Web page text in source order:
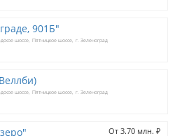
901Б"
шоссе Пятницкое шоссе г. Зеленоград
шоссе Пятницкое шоссе г. Зеленоград
От 3.70 млн. ₽